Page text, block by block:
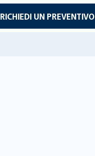
RICHIEDI UN PREVENTIVO